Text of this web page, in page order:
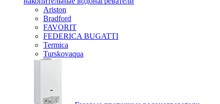
Ariston
Bradford
FAVORIT
FEDERICA BUGATTI
Termica
Turskovaqua